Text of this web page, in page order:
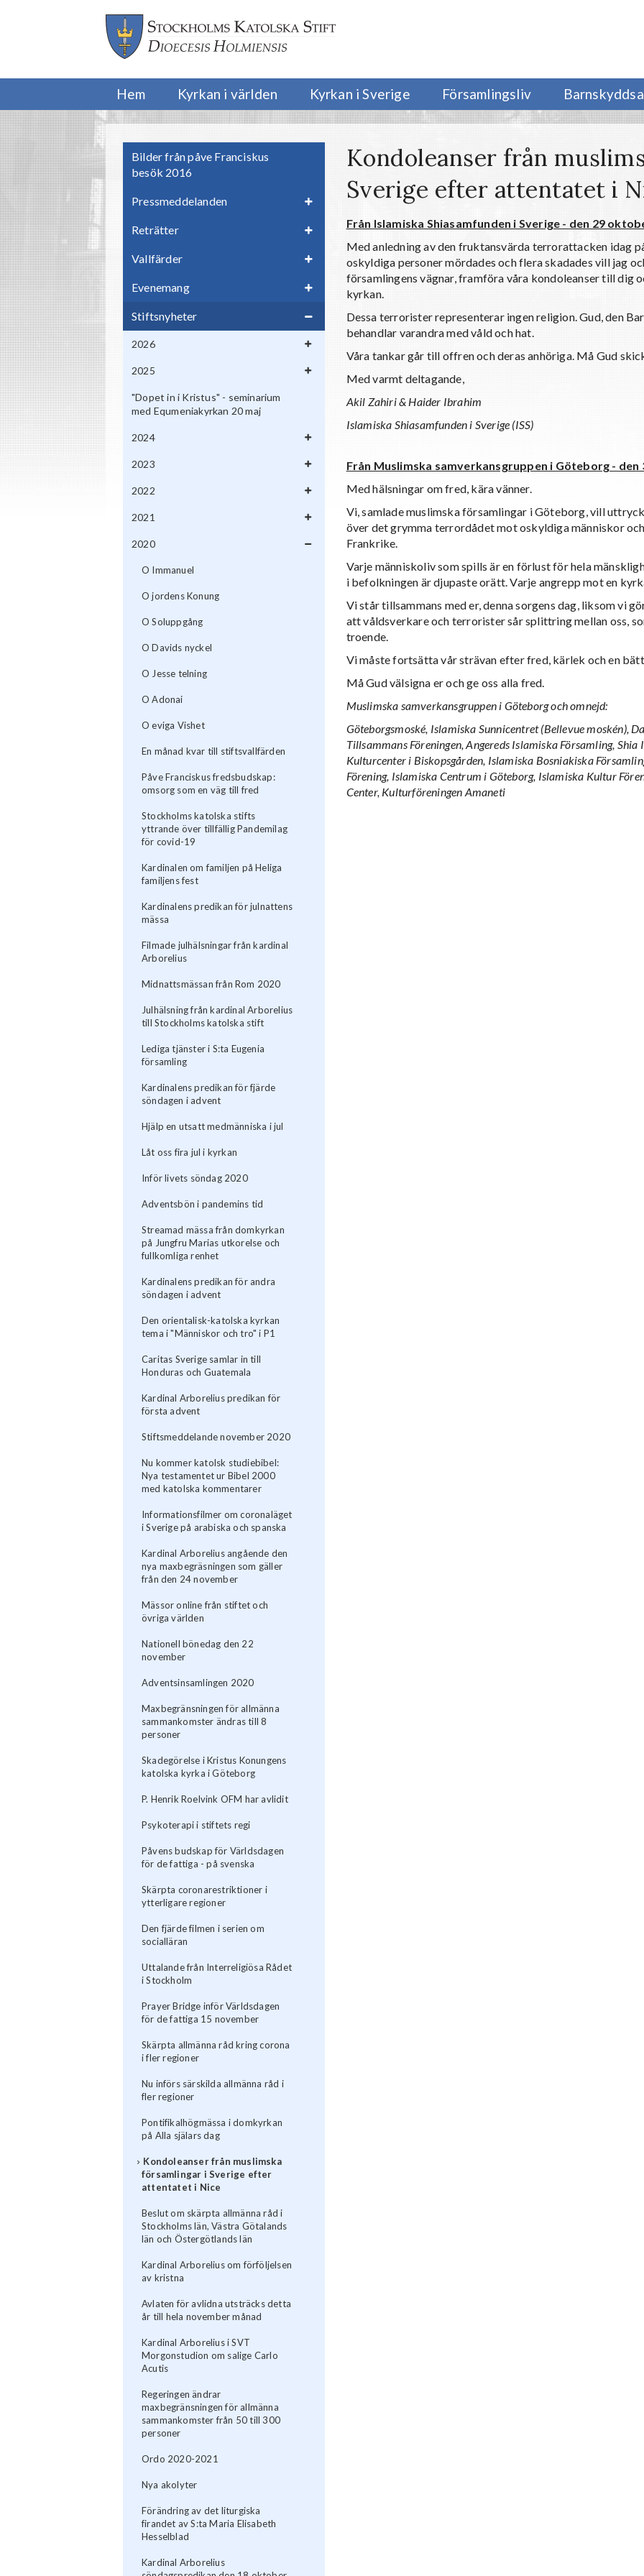
Hem Kyrkan i världen Kyrkan i Sverige Församlingsliv
Bilder från påve Franciskus
besök 2016
Pressmeddelanden
Reträtter
Vallfärder
Evenemang
Stiftsnyheter
2026
2025
"Dopet in i Kristus" - seminarium
med Equmeniakyrkan 20 maj
2024
2023
2022
2021
2020
O Immanuel
O jordens Konung
O Soluppgång
O Davids nyckel
O Jesse telning
O Adonai
O eviga Vishet
En månad kvar till stiftsvallfärden
Påve Franciskus fredsbudskap:
omsorg som en väg till fred
Stockholms katolska stifts
yttrande över tillfällig Pandemilag
för covid-19
Kardinalen om familjen på Heliga
familjens fest
Kardinalens predikan för julnattens
mässa
Filmade julhälsningar från kardinal
Arborelius
Midnattsmässan från Rom 2020
Julhälsning från kardinal Arborelius
till Stockholms katolska stift
Lediga tjänster i S:ta Eugenia
församling
Kardinalens predikan för fjärde
söndagen i advent
Hjälp en utsatt medmänniska i jul
Låt oss fira jul i kyrkan
Inför livets söndag 2020
Adventsbön i pandemins tid
Streamad mässa från domkyrkan
på Jungfru Marias utkorelse och
fullkomliga renhet
Kardinalens predikan för andra
söndagen i advent
Den orientalisk-katolska kyrkan
tema i "Människor och tro" i P1
Caritas Sverige samlar in till
Honduras och Guatemala
Kardinal Arborelius predikan för
första advent
Stiftsmeddelande november 2020
Nu kommer katolsk studiebibel:
Nya testamentet ur Bibel 2000
med katolska kommentarer
Informationsfilmer om coronaläget
i Sverige på arabiska och spanska
Kardinal Arborelius angående den
nya maxbegräsningen som gäller
från den 24 november
Mässor online från stiftet och
övriga världen
Nationell bönedag den 22
november
Adventsinsamlingen 2020
Maxbegränsningen för allmänna
sammankomster ändras till 8
personer
Skadegörelse i Kristus Konungens
katolska kyrka i Göteborg
P. Henrik Roelvink OFM har avlidit
Psykoterapi i stiftets regi
Påvens budskap för Världsdagen
för de fattiga - på svenska
Skärpta coronarestriktioner i
ytterligare regioner
Den fjärde filmen i serien om
socialläran
Uttalande från Interreligiösa Rådet
i Stockholm
Prayer Bridge inför Världsdagen
för de fattiga 15 november
Skärpta allmänna råd kring corona
i fler regioner
Nu införs särskilda allmänna råd i
fler regioner
Pontifikalhögmässa i domkyrkan
på Alla själars dag
Kondoleanser från muslimska
församlingar i Sverige efter
attentatet i Nice
Beslut om skärpta allmänna råd i
Stockholms län, Västra Götalands
län och Östergötlands län
Kardinal Arborelius om förföljelsen
av kristna
Avlaten för avlidna utsträcks detta
år till hela november månad
Kardinal Arborelius i SVT
Morgonstudion om salige Carlo
Acutis
Regeringen ändrar
maxbegränsningen för allmänna
sammankomster från 50 till 300
personer
Ordo 2020-2021
Nya akolyter
Förändring av det liturgiska
firandet av S:ta Maria Elisabeth
Hesselblad
Kardinal Arborelius
Kondoleanser från
Sverige efter attentatet i
Från Islamiska Shiasamfunden i Sverige - den 29
Med anledning av den fruktansvärda terrorattacken idag
oskyldiga personer mördades och flera skadades vill jag
församlingens vägnar, framföra våra kondoleanser till dig
kyrkan.
Dessa terrorister representerar ingen religion. Gud, den
behandlar varandra med våld och hat.
Våra tankar går till offren och deras anhöriga. Må Gud
Med varmt deltagande,
Akil Zahiri & Haider Ibrahim
Islamiska Shiasamfunden i Sverige (ISS)
Från Muslimska samverkansgruppen i Göteborg -
Med hälsningar om fred, kära vänner.
Vi, samlade muslimska församlingar i Göteborg, vill
över det grymma terrordådet mot oskyldiga människor
Frankrike.
Varje människoliv som spills är en förlust för hela
i befolkningen är djupaste orätt. Varje angrepp mot en
Vi står tillsammans med er, denna sorgens dag, liksom vi
att våldsverkare och terrorister sår splittring mellan oss,
troende.
Vi måste fortsätta vår strävan efter fred, kärlek och en
Må Gud välsigna er och ge oss alla fred.
Muslimska samverkansgruppen i Göteborg och omnejd:
Göteborgsmoské, Islamiska Sunnicentret (Bellevue moskén),
Tillsammans Föreningen, Angereds Islamiska Församling,
Kulturcenter i Biskopsgården, Islamiska Bosniakiska
Förening, Islamiska Centrum i Göteborg, Islamiska Kultur
Center, Kulturföreningen Amaneti